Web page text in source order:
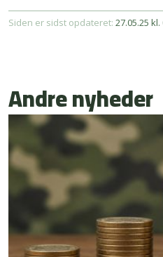
Siden er sidst opdateret: 27.05.25 kl.
Andre nyheder